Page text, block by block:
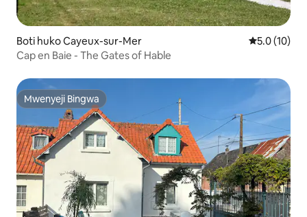
Boti huko Cayeux-sur-Mer Ukadiriaji
5.0 (10)
Cap en Baie - The Gates of Hable
Mwenyeji Bingwa
Mwenyeji Bingwa